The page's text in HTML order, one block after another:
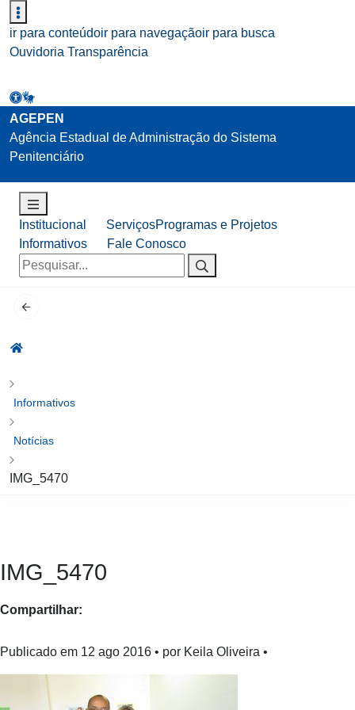
ir para conteúdo ir para navegaçãoir para busca
Ouvidoria Transparência
AGEPEN
Agência Estadual de Administração do Sistema
Penitenciário
Institucional ServiçosProgramas e Projetos
Informativos
Fale Conosco
Pesquisar
por:
Informativos
Notícias
IMG_5470
IMG_5470
Compartilhar:
Publicado em12 ago 2016• por Keila Oliveira •